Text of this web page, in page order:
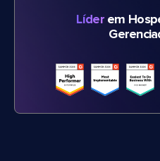
Líderem